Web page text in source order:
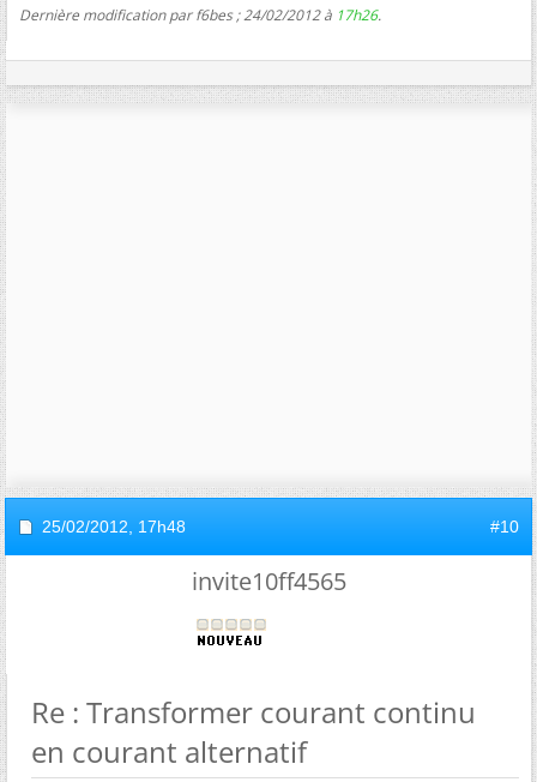
Dernière modification par f6bes ; 24/02/2012 à 17h26.
25/02/2012, 17h48 #10
invite10ff4565
Re : Transformer courant continu
en courant alternatif